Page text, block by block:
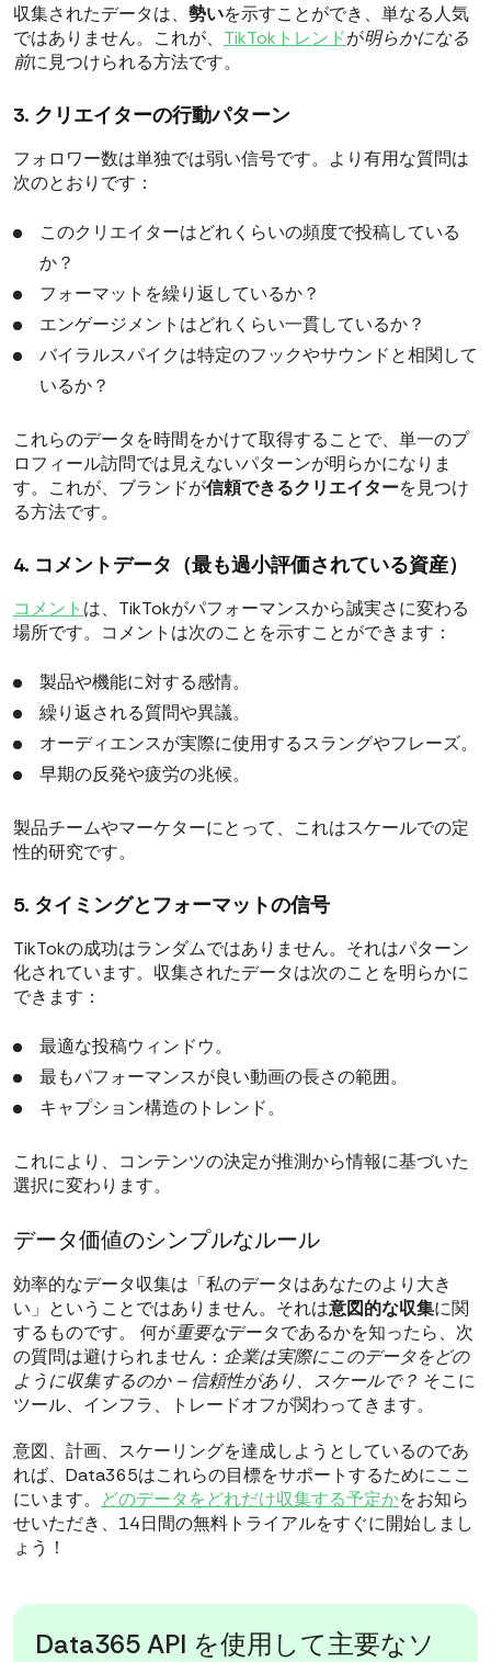
収集されたデータは、 勢いを示すことができ、単なる人気
ではありません。これが、 TikTokトレンドが明らかになる
前に見つけられる方法です。
3. クリエイターの行動パターン
フォロワー数は単独では弱い信号です。より有用な質問は
次のとおりです：
このクリエイターはどれくらいの頻度で投稿している
か？
フォーマットを繰り返しているか？
エンゲージメントはどれくらい一貫しているか？
バイラルスパイクは特定のフックやサウンドと相関して
いるか？
これらのデータを時間をかけて取得することで、単一のプ
ロフィール訪問では見えないパターンが明らかになりま
す。これが、ブランドが信頼できるクリエイターを見つけ
る方法です。
4. コメントデータ（最も過小評価されている資産）
コメント は、TikTokがパフォーマンスから誠実さに変わる
場所です。コメントは次のことを示すことができます：
製品や機能に対する感情。
繰り返される質問や異議。
オーディエンスが実際に使用するスラングやフレーズ。
早期の反発や疲労の兆候。
製品チームやマーケターにとって、これはスケールでの定
性的研究です。
5. タイミングとフォーマットの信号
TikTokの成功はランダムではありません。それはパターン
化されています。収集されたデータは次のことを明らかに
できます：
最適な投稿ウィンドウ。
最もパフォーマンスが良い動画の長さの範囲。
キャプション構造のトレンド。
これにより、コンテンツの決定が推測から情報に基づいた
選択に変わります。
データ価値のシンプルなルール
効率的なデータ収集は「私のデータはあなたのより大き
い」ということではありません。それは意図的な収集に関
するものです。
何が重要なデータであるかを知ったら、次
の質問は避けられません： 企業は実際にこのデータをどの
ように収集するのか – 信頼性があり、スケールで？ そこに
ツール、インフラ、トレードオフが関わってきます。
意図、計画、スケーリングを達成しようとしているのであ
れば、Data365はこれらの目標をサポートするためにここ
にいます。 どのデータをどれだけ収集する予定かをお知ら
せいただき、14日間の無料トライアルをすぐに開始しまし
ょう！
Data365 API を使用して主要なソ